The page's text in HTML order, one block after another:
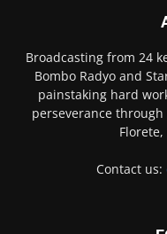
Broadcasting from 24
Bombo Radyo and
painstaking hard
perseverance
Contact us: